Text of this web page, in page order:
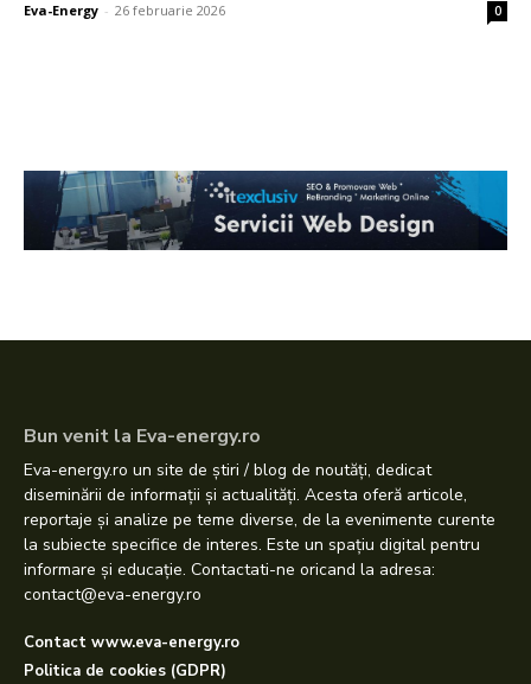
Eva-Energy - 26 februarie 2026 0
Bun venit la Eva-energy.ro
Eva-energy.ro un site de știri / blog de noutăți, dedicat
diseminării de informații și actualități. Acesta oferă articole,
reportaje și analize pe teme diverse, de la evenimente curente
la subiecte specifice de interes. Este un spațiu digital pentru
informare și educație. Contactati-ne oricand la adresa:
contact@eva-energy.ro
Contact www.eva-energy.ro
Politica de cookies (GDPR)